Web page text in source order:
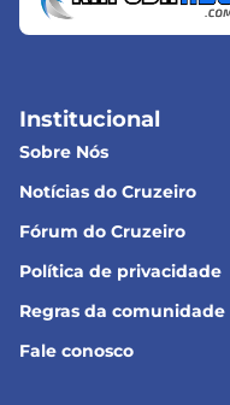
Institucional
Sobre Nós
Notícias do Cruzeiro
Fórum do Cruzeiro
Política de privacidade
Regras da comunidade
Fale conosco